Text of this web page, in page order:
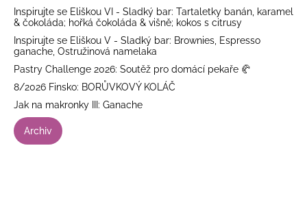
Inspirujte se Eliškou VI - Sladký bar: Tartaletky banán, karamel
& čokoláda; hořká čokoláda & višně; kokos s citrusy
Inspirujte se Eliškou V - Sladký bar: Brownies, Espresso
ganache, Ostružinová namelaka
Pastry Challenge 2026: Soutěž pro domácí pekaře 🥐
8/2026 Finsko: BORŮVKOVÝ KOLÁČ
Jak na makronky III: Ganache
Archiv